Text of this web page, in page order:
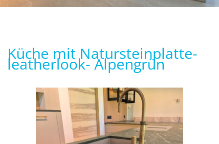
Küche mit Natursteinplatte-
leatherlook- Alpengrün